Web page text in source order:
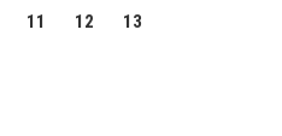
11 12 13